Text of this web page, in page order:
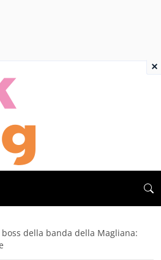
della banda della Magliana:
×